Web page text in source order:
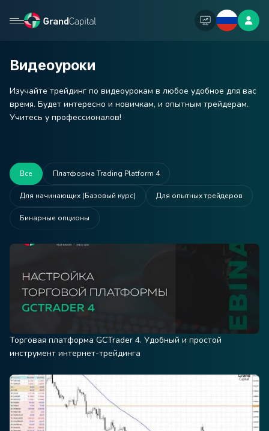
Видеоуроки
Изучайте трейдинг по видеоурокам в любое удобное для вас
время. Будет интересно и новичкам, и опытным трейдерам.
Учитесь у профессионалов!
Все Платформа Trading Platform 4
Для начинающих (Базовый курс) Для опытных трейдеров
Бинарные опционы
Торговая платформа GCTrader 4. Удобный и простой
инструмент интернет-трейдинга